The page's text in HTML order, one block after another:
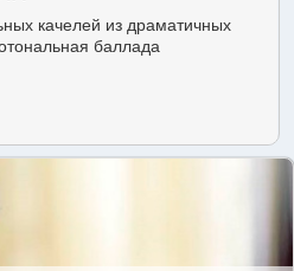
качелей из драматичных
баллада